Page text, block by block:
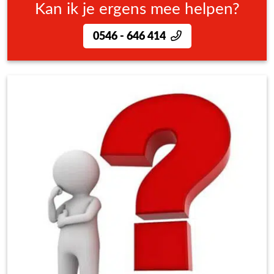
Kan ik je ergens mee helpen?
0546 - 646 414